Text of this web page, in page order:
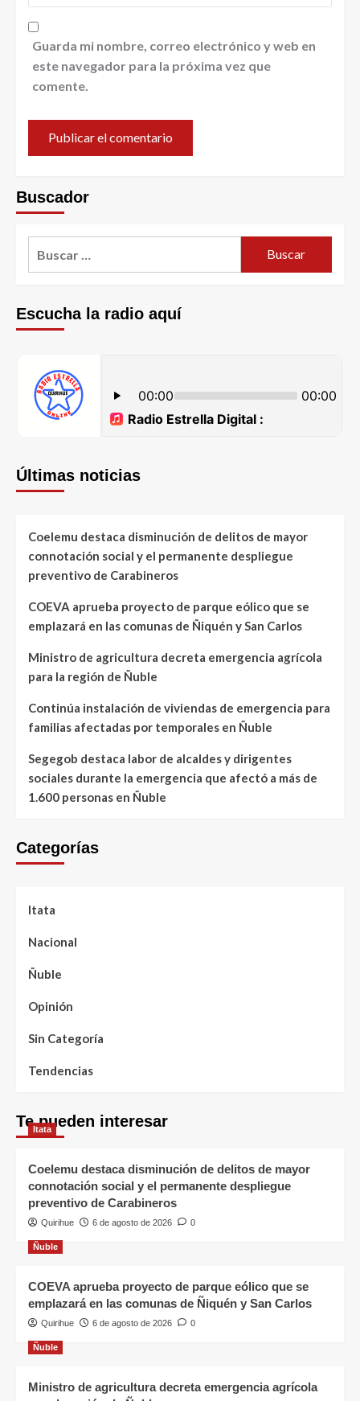
Guarda mi nombre, correo electrónico y web en
este navegador para la próxima vez que
comente.
Buscador
Escucha la radio aquí
Últimas noticias
Coelemu destaca disminución de delitos de mayor
connotación social y el permanente despliegue
preventivo de Carabineros
COEVA aprueba proyecto de parque eólico que se
emplazará en las comunas de Ñiquén y San Carlos
Ministro de agricultura decreta emergencia agrícola
para la región de Ñuble
Continúa instalación de viviendas de emergencia para
familias afectadas por temporales en Ñuble
Segegob destaca labor de alcaldes y dirigentes
sociales durante la emergencia que afectó a más de
1.600 personas en Ñuble
Categorías
Itata
Nacional
Ñuble
Opinión
Sin Categoría
Tendencias
Te pueden interesar
Itata
Coelemu destaca disminución de delitos de mayor
connotación social y el permanente despliegue
preventivo de Carabineros
Quirihue 6 de agosto de 2026 0
Ñuble
COEVA aprueba proyecto de parque eólico que se
emplazará en las comunas de Ñiquén y San Carlos
Quirihue 6 de agosto de 2026 0
Ñuble
Ministro de agricultura decreta emergencia agrícola